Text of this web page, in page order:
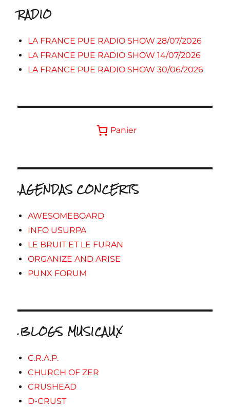
RADIO
LA FRANCE PUE RADIO SHOW 28/07/2026
LA FRANCE PUE RADIO SHOW 14/07/2026
LA FRANCE PUE RADIO SHOW 30/06/2026
Panier
.AGENDAS CONCERTS
AWESOMEBOARD
INFO USURPA
LE BRUIT ET LE FURAN
ORGANIZE AND ARISE
PUNX FORUM
.BLOGS MUSICAUX
C.R.A.P.
CHURCH OF ZER
CRUSHEAD
D-CRUST